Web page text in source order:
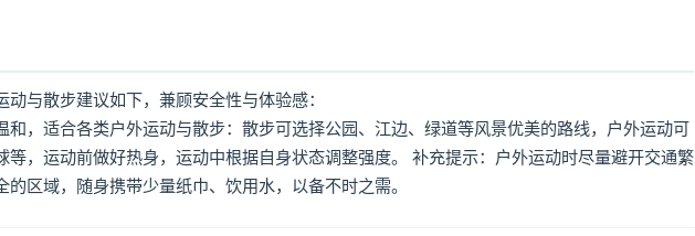
与散步建议如下，兼顾安全性与体验感：
和，适合各类户外运动与散步：散步可选择公园、江边、绿道等风景优美的路线，户外运动可
等，运动前做好热身，运动中根据自身状态调整强度。 补充提示：户外运动时尽量避开交通繁
区域，随身携带少量纸巾、饮用水，以备不时之需。